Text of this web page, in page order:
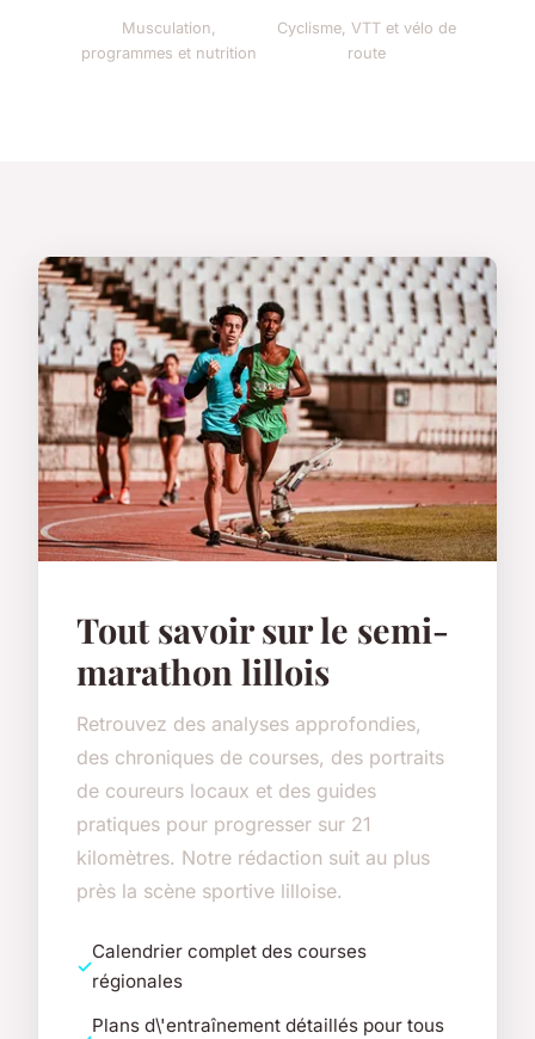
Musculation,
programmes et nutrition
Cyclisme, VTT et vélo de
route
Tout savoir sur le semi-
marathon lillois
Retrouvez des analyses approfondies,
des chroniques de courses, des portraits
de coureurs locaux et des guides
pratiques pour progresser sur 21
kilomètres. Notre rédaction suit au plus
près la scène sportive lilloise.
Calendrier complet des courses
régionales
Plans d\'entraînement détaillés pour tous